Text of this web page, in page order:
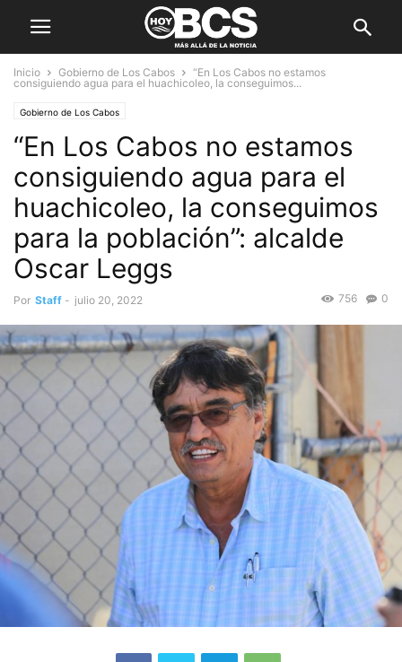
Inicio Gobierno de Los Cabos
“En Los Cabos no estamos
consiguiendo agua para el huachicoleo, la conseguimos...
Gobierno de Los Cabos
“En Los Cabos no estamos
consiguiendo agua para el
huachicoleo, la conseguimos
para la población”: alcalde
Oscar Leggs
Por Staff - julio 20, 2022 0
756